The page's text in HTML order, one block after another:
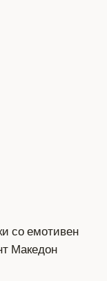
со емотивен
Македон